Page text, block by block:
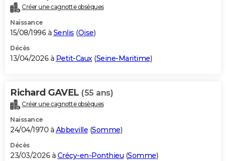
Dictionnaire
Biographies
Citations
Expressions
Proverbes
PROGRAMME TV
S'inscrire
Se connecter
Lycées
Collèges
Primaires
Universités
Entreprises
Service militaire
Avis de recherche
AVIS DE DÉCÈS
Bricolage
Lifestyle
Culture
Sport
Auto
Television
Voyage
Cinema
Créer une cagnotte obsèques
Naissance
15/08/1996 à Senlis (Oise)
Décès
13/04/2026 à Petit-Caux(Seine-Maritime)
Richard GAVEL (55 ans)
Créer une cagnotte obsèques
Naissance
24/04/1970 à Abbeville (Somme)
Décès
23/03/2026 à Crécy-en-Ponthieu (Somme)